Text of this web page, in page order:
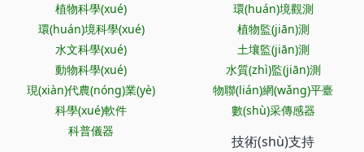
植物科學(xué)
環(huán)境科學(xué)
水文科學(xué)
動物科學(xué)
現(xiàn)代農(nóng)業(yè)
科學(xué)軟件
科普儀器
環(huán)境觀測
植物監(jiān)測
土壤監(jiān)測
水質(zhì)監(jiān)測
物聯(lián)網(wǎng)平臺
數(shù)采傳感器
技術(shù)支持